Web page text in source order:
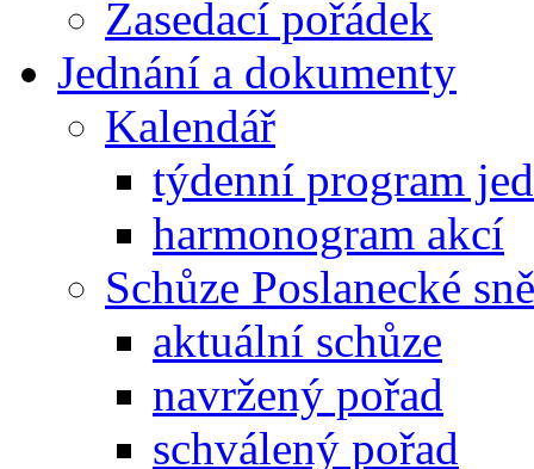
Zasedací pořádek
Jednání a dokumenty
Kalendář
týdenní program
harmonogram akcí
Schůze Poslanecké
aktuální schůze
navržený pořad
schválený pořad